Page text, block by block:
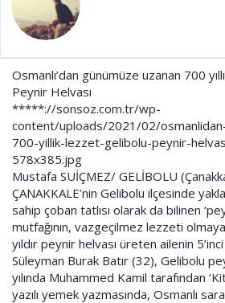
a
r
i
i
Osmanlı’dan günümüze uzanan 700
Peynir Helvası
*****://sonsoz.com.tr/wp-
content/uploads/2021/02/
700-yillik-lezzet-gelibolu-peynir-
578x385.jpg
Mustafa SUİÇMEZ/ GELİBOLU
ÇANAKKALE’nin Gelibolu ilçesinde
sahip çoban tatlısı olarak da bilinen
mutfağının, vazgeçilmez lezzeti
yıldır peynir helvası üreten ailenin
Süleyman Burak Batır (32), Gelibolu
yılında Muhammed Kamil tarafından
yazılı yemek yazmasında, Osmanlı